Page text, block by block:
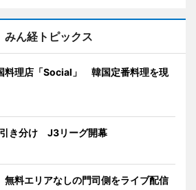
みん経トピックス
料理店「Social」 韓国定番料理を現
き分け J3リーグ開幕
無料エリアなしの門司側をライブ配信